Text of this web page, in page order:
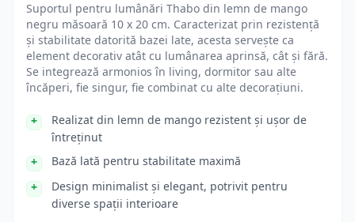
Suportul pentru lumânări Thabo din lemn de mango
negru măsoară 10 x 20 cm. Caracterizat prin rezistență
și stabilitate datorită bazei late, acesta servește ca
element decorativ atât cu lumânarea aprinsă, cât și fără.
Se integrează armonios în living, dormitor sau alte
încăperi, fie singur, fie combinat cu alte decorațiuni.
Realizat din lemn de mango rezistent și ușor de
întreținut
Bază lată pentru stabilitate maximă
Design minimalist și elegant, potrivit pentru
diverse spații interioare